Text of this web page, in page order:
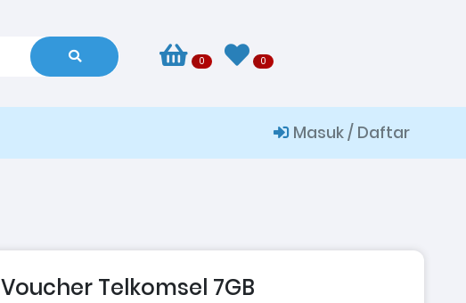
0 0
Masuk / Daftar
Voucher Telkomsel 7GB